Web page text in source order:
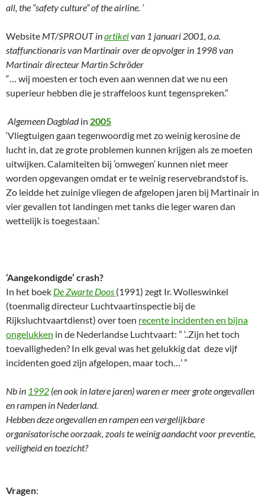
all, the “safety culture” of the airline. ‘
Website MT/SPROUT inartikelvan 1 januari 2001, o.a.
staffunctionaris van Martinair over de opvolger in 1998 van
Martinair directeur Martin Schröder
“… wij moesten er toch even aan wennen dat we nu een
superieur hebben die je straffeloos kunt tegenspreken.”
Algemeen Dagbladin 2005
‘Vliegtuigen gaan tegenwoordig met zo weinig kerosine de
lucht in, dat ze grote problemen kunnen krijgen als ze moeten
uitwijken. Calamiteiten bij ’omwegen’ kunnen niet meer
worden opgevangen omdat er te weinig reservebrandstof is.
Zo leidde het zuinige vliegen de afgelopen jaren bij Martinair in
vier gevallen tot landingen met tanks die leger waren dan
wettelijk is toegestaan.’
‘Aangekondigde’ crash?
In het boek De Zwarte Doos (1991) zegt Ir. Wolleswinkel
(toenmalig directeur Luchtvaartinspectie bij de
Rijksluchtvaartdienst) over toen recente incidenten en bijna
ongelukken in de Nederlandse Luchtvaart: ” ‘..Zijn het toch
toevalligheden? In elk geval was het gelukkig dat deze vijf
incidenten goed zijn afgelopen, maar toch…’ ”
Nb in 1992 (en ook in latere jaren) waren er meer grote ongevallen
en rampen in Nederland.
Hebben deze ongevallen en rampen een vergelijkbare
organisatorische oorzaak, zoals te weinig aandacht voor preventie,
veiligheid en toezicht?
Vragen: